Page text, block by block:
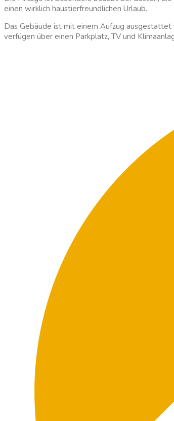
einen wirklich haustierfreundlichen Urlaub.
Das Gebäude ist mit einem Aufzug ausgestattet
verfügen über einen Parkplatz, TV und